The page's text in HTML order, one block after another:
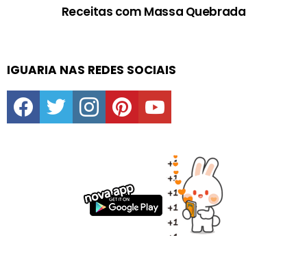
Receitas com Massa Quebrada
IGUARIA NAS REDES SOCIAIS
facebooktwitter instagrampinterestyoutube